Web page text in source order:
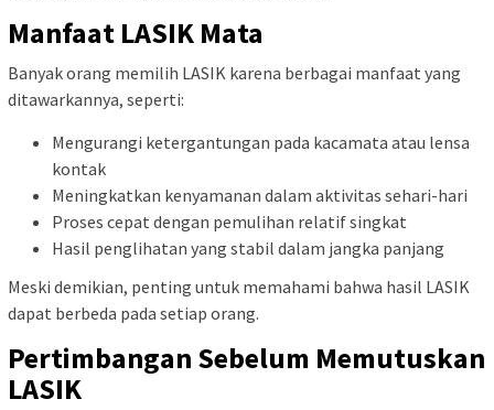
Manfaat LASIK Mata
Banyak orang memilih LASIK karena berbagai manfaat yang
ditawarkannya, seperti:
Mengurangi ketergantungan pada kacamata atau lensa
kontak
Meningkatkan kenyamanan dalam aktivitas sehari-hari
Proses cepat dengan pemulihan relatif singkat
Hasil penglihatan yang stabil dalam jangka panjang
Meski demikian, penting untuk memahami bahwa hasil LASIK
dapat berbeda pada setiap orang.
Pertimbangan Sebelum Memutuskan
LASIK